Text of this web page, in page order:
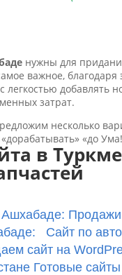
нужны для
важное,
легкостью добавлять
затрат.
несколько
«до
в
Продажи
Сайт по
сайт на
Готовые